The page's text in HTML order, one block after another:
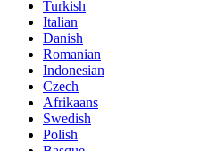
Turkish
Italian
Danish
Romanian
Indonesian
Czech
Afrikaans
Swedish
Polish